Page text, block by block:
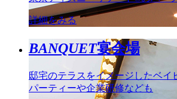
詳細をみる
BANQUET宴会場
邸宅のテラスをイメージしたベイ
パーティーや企業研修なども